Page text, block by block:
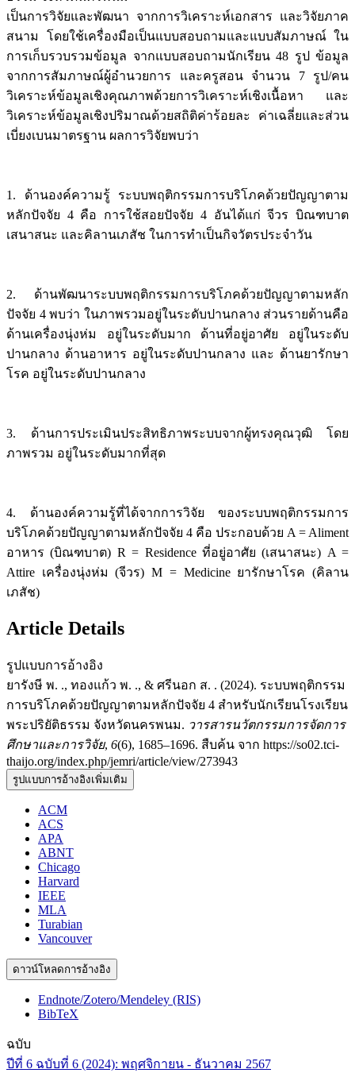
เป็นการวิจัยและพัฒนา จากการวิเคราะห์เอกสาร และวิจัยภาค
สนาม โดยใช้เครื่องมือเป็นแบบสอบถามและแบบสัมภาษณ์ ใน
การเก็บรวบรวมข้อมูล จากแบบสอบถามนักเรียน 48 รูป ข้อมูล
จากการสัมภาษณ์ผู้อำนวยการ และครูสอน จำนวน 7 รูป/คน
วิเคราะห์ข้อมูลเชิงคุณภาพด้วยการวิเคราะห์เชิงเนื้อหา และ
วิเคราะห์ข้อมูลเชิงปริมาณด้วยสถิติค่าร้อยละ ค่าเฉลี่ยและส่วน
เบี่ยงเบนมาตรฐาน ผลการวิจัยพบว่า
1. ด้านองค์ความรู้ ระบบพฤติกรรมการบริโภคด้วยปัญญาตาม
หลักปัจจัย 4 คือ การใช้สอยปัจจัย 4 อันได้แก่ จีวร บิณฑบาต
เสนาสนะ และคิลานเภสัช ในการทำเป็นกิจวัตรประจำวัน
2. ด้านพัฒนาระบบพฤติกรรมการบริโภคด้วยปัญญาตามหลัก
ปัจจัย 4 พบว่า ในภาพรวมอยู่ในระดับปานกลาง ส่วนรายด้านคือ
ด้านเครื่องนุ่งห่ม อยู่ในระดับมาก ด้านที่อยู่อาศัย อยู่ในระดับ
ปานกลาง ด้านอาหาร อยู่ในระดับปานกลาง และ ด้านยารักษา
โรค อยู่ในระดับปานกลาง
3. ด้านการประเมินประสิทธิภาพระบบจากผู้ทรงคุณวุฒิ โดย
ภาพรวม อยู่ในระดับมากที่สุด
4. ด้านองค์ความรู้ที่ได้จากการวิจัย ของระบบพฤติกรรมการ
บริโภคด้วยปัญญาตามหลักปัจจัย 4 คือ ประกอบด้วย A = Aliment
อาหาร (บิณฑบาต) R = Residence ที่อยู่อาศัย (เสนาสนะ) A =
Attire เครื่องนุ่งห่ม (จีวร) M = Medicine ยารักษาโรค (คิลาน
เภสัช)
Article Details
รูปแบบการอ้างอิง
ยารังษี พ. ., ทองแก้ว พ. ., & ศรีนอก ส. . (2024). ระบบพฤติกรรม
การบริโภคด้วยปัญญาตามหลักปัจจัย 4 สำหรับนักเรียนโรงเรียน
พระปริยัติธรรม จังหวัดนครพนม. วารสารนวัตกรรมการจัดการ
ศึกษาและการวิจัย, 6(6), 1685–1696. สืบค้น จาก https://so02.tci-
thaijo.org/index.php/jemri/article/view/273943
รูปแบบการอ้างอิงเพิ่มเติม
ACM
ACS
APA
ABNT
Chicago
Harvard
IEEE
MLA
Turabian
Vancouver
ดาวน์โหลดการอ้างอิง
Endnote/Zotero/Mendeley (RIS)
BibTeX
ฉบับ
ปีที่ 6 ฉบับที่ 6 (2024): พฤศจิกายน - ธันวาคม 2567